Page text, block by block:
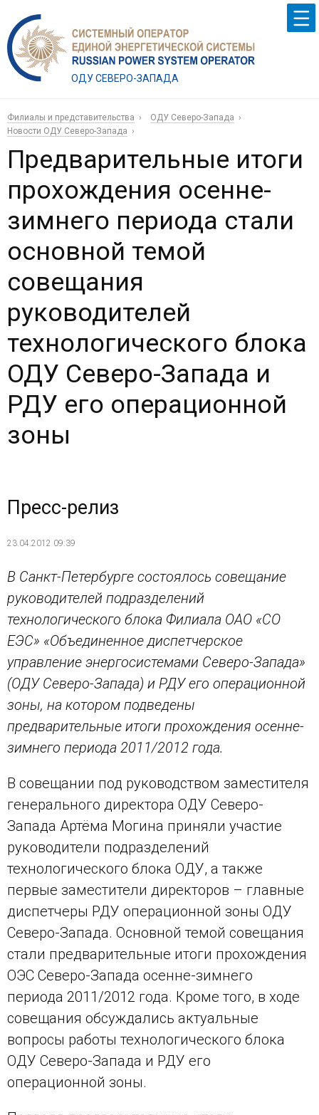
ОДУ СЕВЕРО-ЗАПАДА
Филиалы и представительства
ОДУ Северо-Запада
Новости ОДУ Северо-Запада
Предварительные итоги
прохождения осенне-
зимнего периода стали
основной темой
совещания
руководителей
технологического блока
ОДУ Северо-Запада и
РДУ его операционной
зоны
Пресс-релиз
23.04.2012 09:39
В Санкт-Петербурге состоялось совещание
руководителей подразделений
технологического блока Филиала ОАО «СО
ЕЭС» «Объединенное диспетчерское
управление энергосистемами Северо-Запада»
(ОДУ Северо-Запада) и РДУ его операционной
зоны, на котором подведены
предварительные итоги прохождения осенне-
зимнего периода 2011/2012 года.
В совещании под руководством заместителя
генерального директора ОДУ Северо-
Запада Артёма Могина приняли участие
руководители подразделений
технологического блока ОДУ, а также
первые заместители директоров – главные
диспетчеры РДУ операционной зоны ОДУ
Северо-Запада. Основной темой совещания
стали предварительные итоги прохождения
ОЭС Северо-Запада осенне-зимнего
периода 2011/2012 года. Кроме того, в ходе
совещания обсуждались актуальные
вопросы работы технологического блока
ОДУ Северо-Запада и РДУ его
операционной зоны.